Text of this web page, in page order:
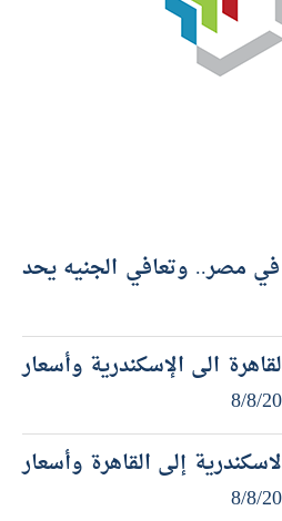
160 جنيهًا في مصر.. وتعافي الجنيه يحد
الى الإسكندرية وأسعار
إلى القاهرة وأسعار